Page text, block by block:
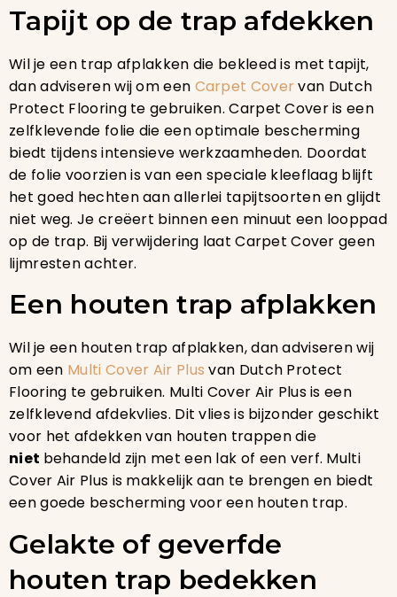
Tapijt op de trap afdekken
Wil je een trap afplakken die bekleed is met tapijt,
dan adviseren wij om een Carpet Covervan Dutch
Protect Flooring te gebruiken. Carpet Cover is een
zelfklevende folie die een optimale bescherming
biedt tijdens intensieve werkzaamheden. Doordat
de folie voorzien is van een speciale kleeflaag blijft
het goed hechten aan allerlei tapijtsoorten en glijdt
niet weg. Je creëert binnen een minuut een looppad
op de trap. Bij verwijdering laat Carpet Cover geen
lijmresten achter.
Een houten trap afplakken
Wil je een houten trap afplakken, dan adviseren wij
om een Multi Cover Air Plus van Dutch Protect
Flooring te gebruiken. Multi Cover Air Plus is een
zelfklevend afdekvlies. Dit vlies is bijzonder geschikt
voor het afdekken van houten trappen die
niet behandeld zijn met een lak of een verf. Multi
Cover Air Plus is makkelijk aan te brengen en biedt
een goede bescherming voor een houten trap.
Gelakte of geverfde
houten trap bedekken